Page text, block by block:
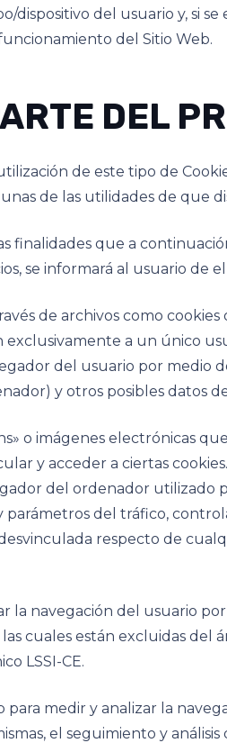
del usuario y, si
del Sitio Web.
DEL
de este tipo de
de las utilidades de que
finalidades que a
se informará al usuario de
de archivos como
a un único
del usuario por medio
y otros posibles datos
o imágenes electrónicas
y acceder a ciertas
del ordenador
parámetros del tráfico,
respecto de
la navegación del usuario
cuales están excluidas
LSSI-CE.
medir y analizar la
el seguimiento y